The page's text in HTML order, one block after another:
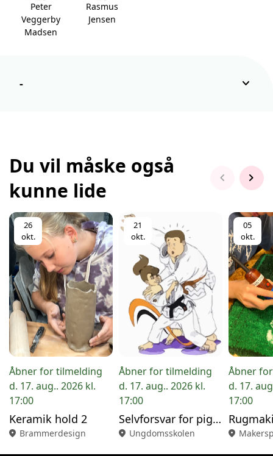
Peter
Veggerby
Madsen
Rasmus
Jensen
- keyboard_arrow_down
Du vil måske også
kunne lide
chevron_left chevron_right
26
okt.
Åbner for tilmelding
d. 17. aug.. 2026 kl.
17:00
Keramik hold 2
location_on Brammerdesign
21
okt.
Åbner for tilmelding
d. 17. aug.. 2026 kl.
17:00
Selvforsvar for piger
location_on Ungdomsskolen
05
okt.
Åbner
d. 17.
17:00
location_on